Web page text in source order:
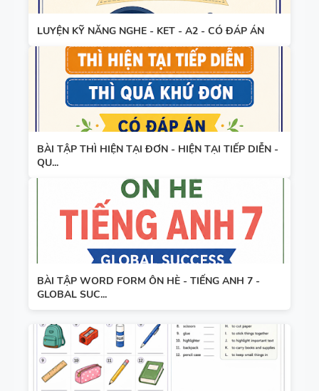
LUYỆN KỸ NĂNG NGHE - KET - A2 - CÓ ĐÁP ÁN
BÀI TẬP THÌ HIỆN TẠI ĐƠN - HIỆN TẠI TIẾP DIỄN -
QU...
BÀI TẬP WORD FORM ÔN HÈ - TIẾNG ANH 7 -
GLOBAL SUC...